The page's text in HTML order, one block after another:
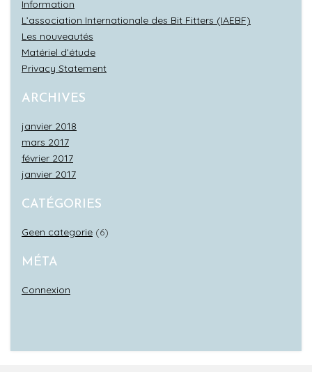
Information
L’association Internationale des Bit Fitters (IAEBF)
Les nouveautés
Matériel d’étude
Privacy Statement
ARCHIVES
janvier 2018
mars 2017
février 2017
janvier 2017
CATÉGORIES
Geen categorie (6)
MÉTA
Connexion